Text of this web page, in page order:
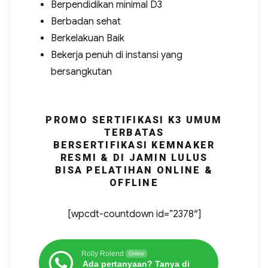
Berpendidikan minimal D3
Berbadan sehat
Berkelakuan Baik
Bekerja penuh di instansi yang
bersangkutan
PROMO SERTIFIKASI K3 UMUM
TERBATAS
BERSERTIFIKASI KEMNAKER
RESMI & DI JAMIN LULUS
BISA PELATIHAN ONLINE &
OFFLINE
[wpcdt-countdown id=”2378″]
Rolly Rolend Online
Ada pertanyaan? Tanya di